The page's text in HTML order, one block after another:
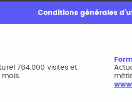
Conditions générales
784.000 visites et